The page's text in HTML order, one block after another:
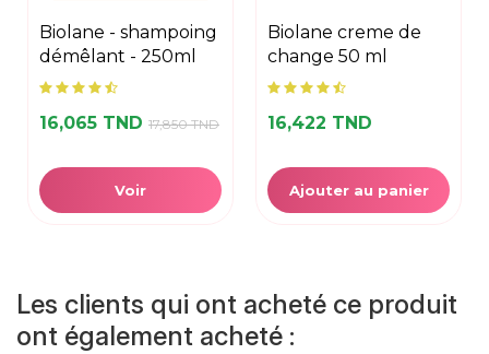
biolane - shampoing
démêlant - 250ml
16,065 TND 17,850 TND
Voir
biolane creme de
change 50 ml
16,422 TND
Ajouter au panier
Les clients qui ont acheté ce produit
ont également acheté :